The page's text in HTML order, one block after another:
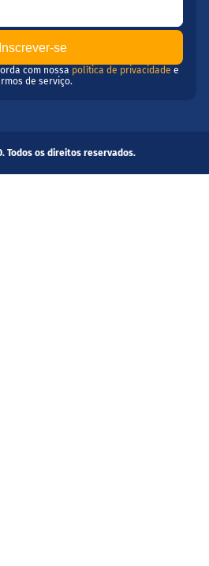
com nossa política de privacidade e
de serviço.
Todos os direitos reservados.